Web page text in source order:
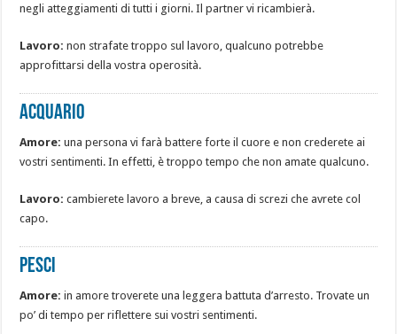
negli atteggiamenti di tutti i giorni. Il partner vi ricambierà.
Lavoro: non strafate troppo sul lavoro, qualcuno potrebbe
approfittarsi della vostra operosità.
Acquario
Amore: una persona vi farà battere forte il cuore e non crederete ai
vostri sentimenti. In effetti, è troppo tempo che non amate qualcuno.
Lavoro: cambierete lavoro a breve, a causa di screzi che avrete col
capo.
Pesci
Amore: in amore troverete una leggera battuta d’arresto. Trovate un
po’ di tempo per riflettere sui vostri sentimenti.